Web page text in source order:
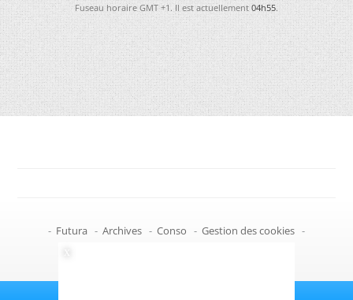
Fuseau horaire GMT +1. Il est actuellement04h55.
- Futura - Archives - Conso - Gestion des cookies -